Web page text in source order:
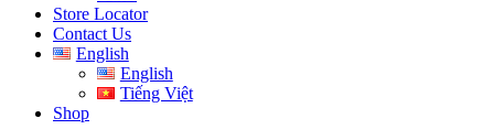
Store Locator
Contact Us
English
English
Tiếng Việt
Shop